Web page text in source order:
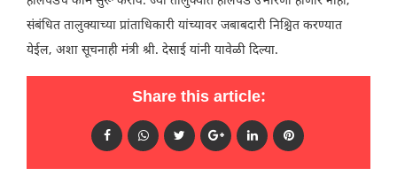
संबंधित तालुक्याच्या प्रांताधिकारी यांच्यावर जबाबदारी निश्चित करण्यात
येईल, अशा सूचनाही मंत्री श्री. देसाई यांनी यावेळी दिल्या.
Share this article: